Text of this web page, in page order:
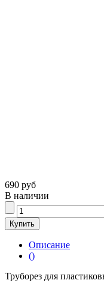
690 руб
В наличии
Описание
()
Труборез для